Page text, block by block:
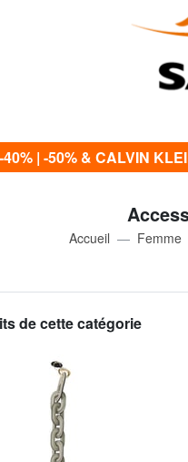
| -50% & CALVIN
Accueil Femme
de cette catégorie